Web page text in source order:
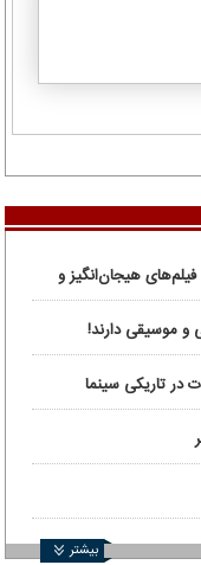
فیلم‌های هیجان‌انگیز و
و موسیقی دارند!
در تاریکی سینما
بیشتر